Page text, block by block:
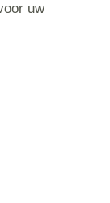
uw